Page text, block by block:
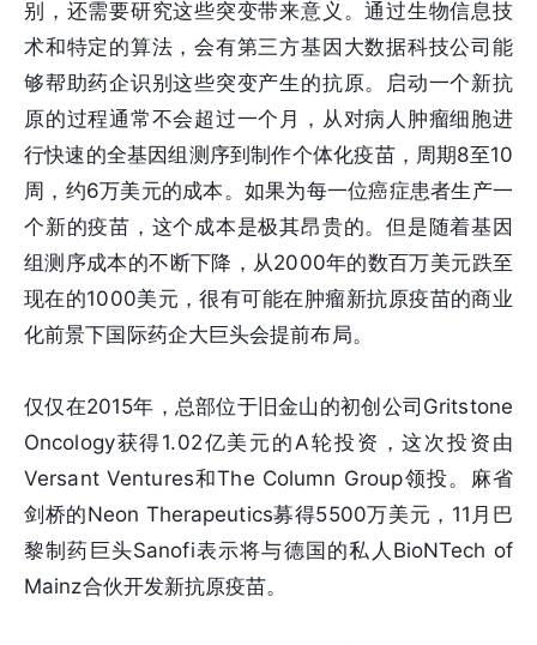
别，还需要研究这些突变带来意义。通过生物信息技
术和特定的算法，会有第三方基因大数据科技公司能
够帮助药企识别这些突变产生的抗原。启动一个新抗
原的过程通常不会超过一个月，从对病人肿瘤细胞进
行快速的全基因组测序到制作个体化疫苗，周期8至10
周，约6万美元的成本。如果为每一位癌症患者生产一
个新的疫苗，这个成本是极其昂贵的。但是随着基因
组测序成本的不断下降，从2000年的数百万美元跌至
现在的1000美元，很有可能在肿瘤新抗原疫苗的商业
化前景下国际药企大巨头会提前布局。
仅仅在2015年，总部位于旧金山的初创公司Gritstone
Oncology获得1.02亿美元的A轮投资，这次投资由
Versant Ventures和The Column Group领投。麻省
剑桥的Neon Therapeutics募得5500万美元，11月巴
黎制药巨头Sanofi表示将与德国的私人BioNTech of
Mainz合伙开发新抗原疫苗。